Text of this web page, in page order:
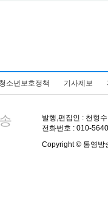
청소년보호정책 기사제보
발행,편집인 : 천형
전화번호 : 010-
Copyright © 통영방